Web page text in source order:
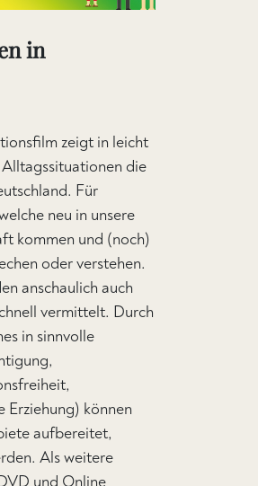
in
zeigt in leicht
die
Für
neu in unsere
kommen und (noch)
oder verstehen.
anschaulich auch
vermittelt. Durch
in sinnvolle
können
aufbereitet,
Als weitere